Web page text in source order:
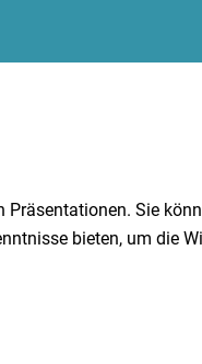
Sie
bieten, um die